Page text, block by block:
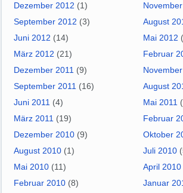
Dezember 2012 (1)
September 2012 (3) August
Juni 2012 (14) Mai 2012
März 2012 (21) Februar
Dezember 2011 (9) November
September 2011 (16) August
Juni 2011 (4) Mai 2011
März 2011 (19) Februar
Dezember 2010 (9) Oktober
August 2010 (1) Juli 2010
Mai 2010 (11) April 2010
Februar 2010 (8) Januar